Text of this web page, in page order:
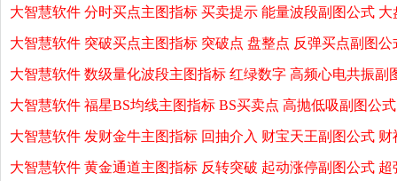
大智慧软件 分时买点主图指标 买卖提示 能量波段副图公式
大智慧软件 突破买点主图指标 突破点 盘整点 反弹买点副图
大智慧软件 数级量化波段主图指标 红绿数字 高频心电共振副
大智慧软件 福星BS均线主图指标 BS买卖点 高抛低吸副图公
大智慧软件 发财金牛主图指标 回抽介入 财宝天王副图公式
大智慧软件 黄金通道主图指标 反转突破 起动涨停副图公式